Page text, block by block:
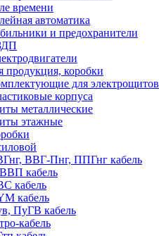
времени
автоматика
и предохранители
продукция, коробки
для электрощитов
корпуса
металлические
этажные
ВВГ-Пнг, ППГнг кабель
кабель
кабель
кабель
ПуГВ кабель
кабель